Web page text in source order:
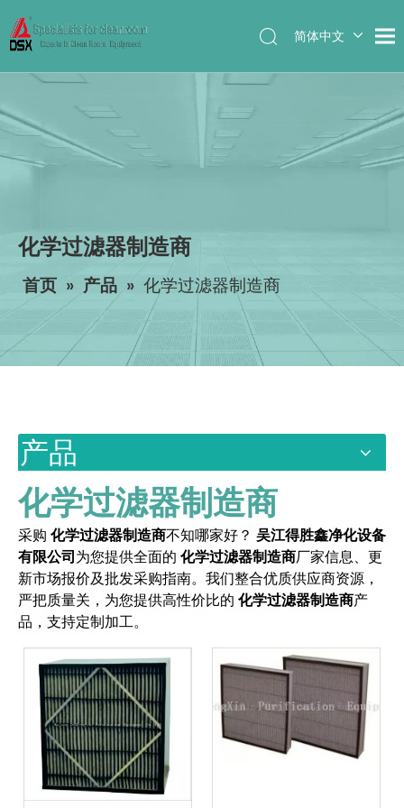
简体中文
化学过滤器制造商
首页 » 产品 » 化学过滤器制造商
产品
化学过滤器制造商
采购 化学过滤器制造商不知哪家好？ 吴江得胜鑫净化设备
有限公司为您提供全面的 化学过滤器制造商厂家信息、更
新市场报价及批发采购指南。我们整合优质供应商资源，
严把质量关，为您提供高性价比的 化学过滤器制造商产
品，支持定制加工。